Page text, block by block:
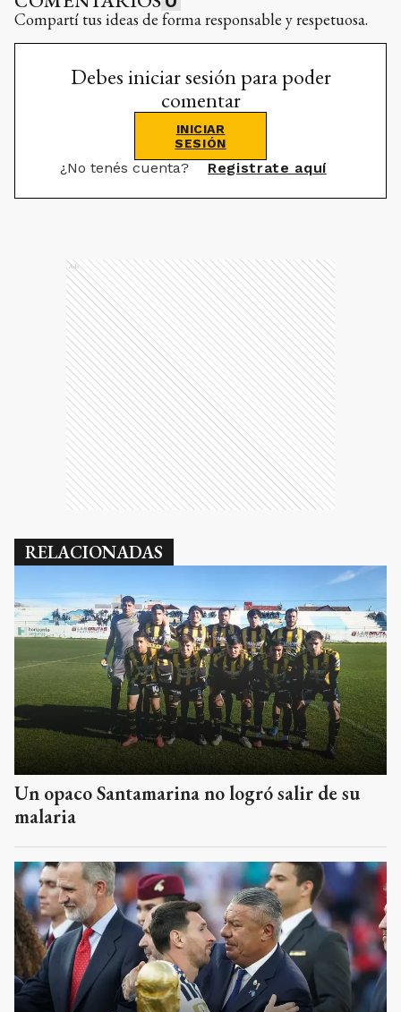
Compartí tus ideas de forma responsable y respetuosa.
Debes iniciar sesión para poder
comentar
INICIAR
SESIÓN
¿No tenés cuenta? Registrate aquí
Ads
RELACIONADAS
Un opaco Santamarina no logró salir de su
malaria